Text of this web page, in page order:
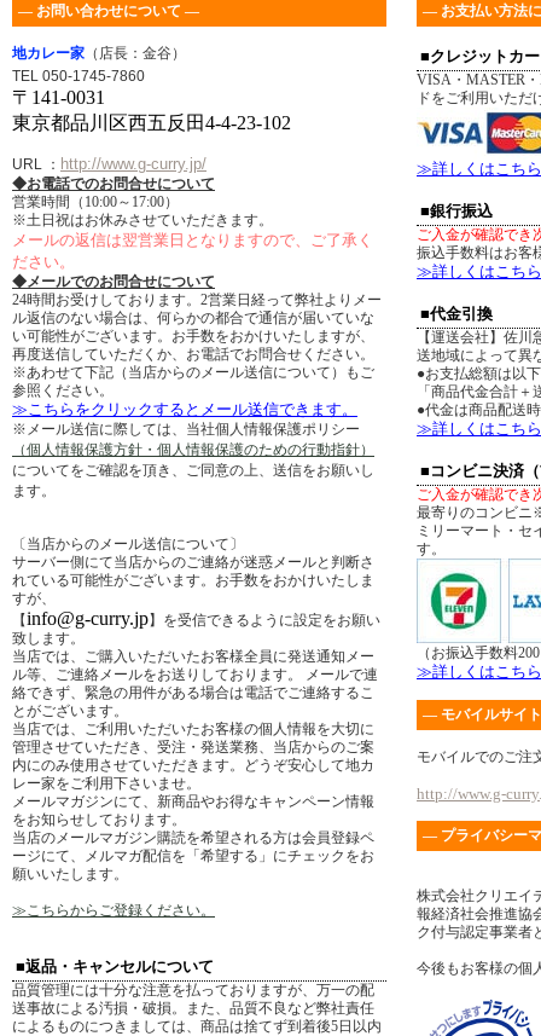
― お問い合わせについて ―
地カレー家 （店長：金谷）
TEL 050-1745-7860
〒141-0031
東京都品川区西五反田4-4-23-102
URL ： http://www.g-curry.jp/
◆お電話でのお問合せについて
営業時間（10:00～17:00）
※土日祝はお休みさせていただきます。
メールの返信は翌営業日となりますので、ご了承く
ださい。
◆メールでのお問合せについて
24時間お受けしております。2営業日経って弊社よりメー
ル返信のない場合は、何らかの都合で通信が届いていな
い可能性がございます。お手数をおかけいたしますが、
再度送信していただくか、お電話でお問合せください。
※あわせて下記（当店からのメール送信について）もご
参照ください。
≫こちらをクリックするとメール送信できます。
※メール送信に際しては、当社個人情報保護ポリシー
（個人情報保護方針・個人情報保護のための行動指針）
についてをご確認を頂き、ご同意の上、送信をお願いし
ます。
〔当店からのメール送信について〕
サーバー側にて当店からのご連絡が迷惑メールと判断さ
れている可能性がございます。お手数をおかけいたしま
すが、
【info@g-curry.jp】を受信できるように設定をお願い
致します。
当店では、ご購入いただいたお客様全員に発送通知メー
ル等、ご連絡メールをお送りしております。 メールで連
絡できず、緊急の用件がある場合は電話でご連絡するこ
とがございます。
当店では、ご利用いただいたお客様の個人情報を大切に
管理させていただき、受注・発送業務、当店からのご案
内にのみ使用させていただきます。どうぞ安心して地カ
レー家をご利用下さいませ。
メールマガジンにて、新商品やお得なキャンペーン情報
をお知らせしております。
当店のメールマガジン購読を希望される方は会員登録ペ
ージにて、メルマガ配信を「希望する」にチェックをお
願いいたします。
≫こちらからご登録ください。
■返品・キャンセルについて
品質管理には十分な注意を払っておりますが、万一の配
送事故による汚損・破損。また、品質不良など弊社責任
によるものにつきましては、商品は捨てず到着後5日以内
― お支払い方法
■クレジットカ
VISA・MASTER
ドをご利用いただ
≫詳しくはこち
■銀行振込
ご入金が確認でき
振込手数料はお客
≫詳しくはこち
■代金引換
【運送会社】佐
送地域によって異
●お支払総額は以
「商品代金合計
●代金は商品配送
≫詳しくはこち
■コンビニ決済
ご入金が確認でき
最寄りのコンビニ
ミリーマート・セ
す。
（お振込手数料
≫詳しくはこち
― モバイルサイ
モバイルでのご注
http://www.g-
― プライバシー
株式会社クリエイ
報経済社会推進協
ク付与認定事業者
今後もお客様の個